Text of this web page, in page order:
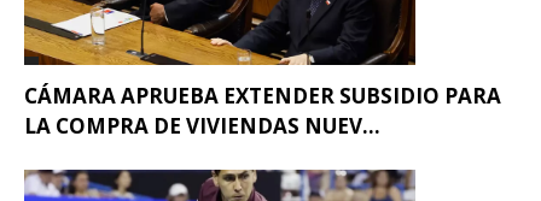
CÁMARA APRUEBA EXTENDER SUBSIDIO PARA
LA COMPRA DE VIVIENDAS NUEV...